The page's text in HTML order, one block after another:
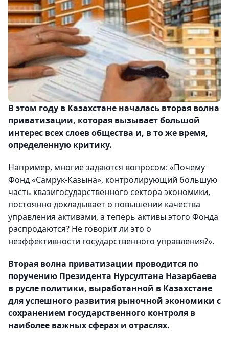
В этом году в Казахстане началась вторая волна
приватизации, которая вызывает большой
интерес всех слоев общества и, в то же время,
определенную критику.
Например, многие задаются вопросом: «Почему
Фонд «Самрук-Казына», контролирующий большую
часть квазигосударственного сектора экономики,
постоянно докладывает о повышении качества
управления активами, а теперь активы этого Фонда
распродаются? Не говорит ли это о
неэффективности государственного управления?».
Вторая волна приватизации проводится по
поручению Президента Нурсултана Назарбаева
в русле политики, выработанной в Казахстане
для успешного развития рыночной экономики с
сохранением государственного контроля в
наиболее важных сферах и отраслях.